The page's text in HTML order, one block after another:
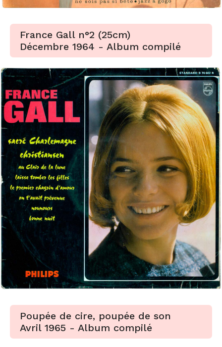
France Gall n°2 (25cm)
Décembre 1964 - Album compilé
Poupée de cire, poupée de son
Avril 1965 - Album compilé